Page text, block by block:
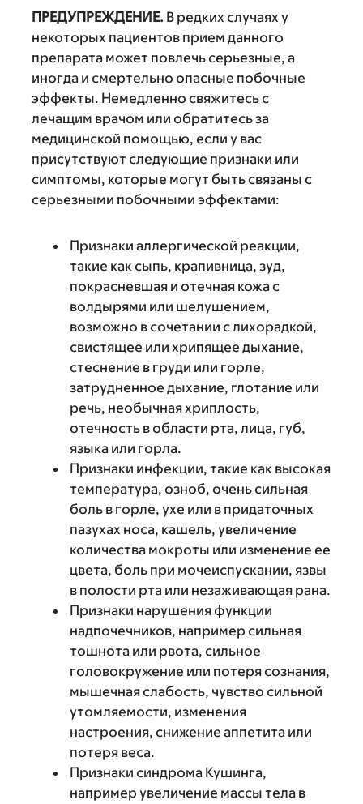
ПРЕДУПРЕЖДЕНИЕ. В редких случаях у
некоторых пациентов прием данного
препарата может повлечь серьезные, а
иногда и смертельно опасные побочные
эффекты. Немедленно свяжитесь с
лечащим врачом или обратитесь за
медицинской помощью, если у вас
присутствуют следующие признаки или
симптомы, которые могут быть связаны с
серьезными побочными эффектами:
Признаки аллергической реакции,
такие как сыпь, крапивница, зуд,
покрасневшая и отечная кожа с
волдырями или шелушением,
возможно в сочетании с лихорадкой,
свистящее или хрипящее дыхание,
стеснение в груди или горле,
затрудненное дыхание, глотание или
речь, необычная хриплость,
отечность в области рта, лица, губ,
языка или горла.
Признаки инфекции, такие как высокая
температура, озноб, очень сильная
боль в горле, ухе или в придаточных
пазухах носа, кашель, увеличение
количества мокроты или изменение ее
цвета, боль при мочеиспускании, язвы
в полости рта или незаживающая рана.
Признаки нарушения функции
надпочечников, например сильная
тошнота или рвота, сильное
головокружение или потеря сознания,
мышечная слабость, чувство сильной
утомляемости, изменения
настроения, снижение аппетита или
потеря веса.
Признаки синдрома Кушинга,
например увеличение массы тела в